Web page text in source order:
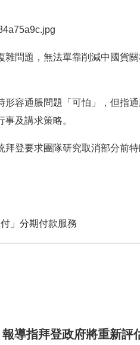
雜問題，無法單靠削減中國貨
形容通脹問題「可怕」，但指
及講求策略。
登要求團隊研究取消部分前
」分期付款服務
報導指拜登政府將重新評